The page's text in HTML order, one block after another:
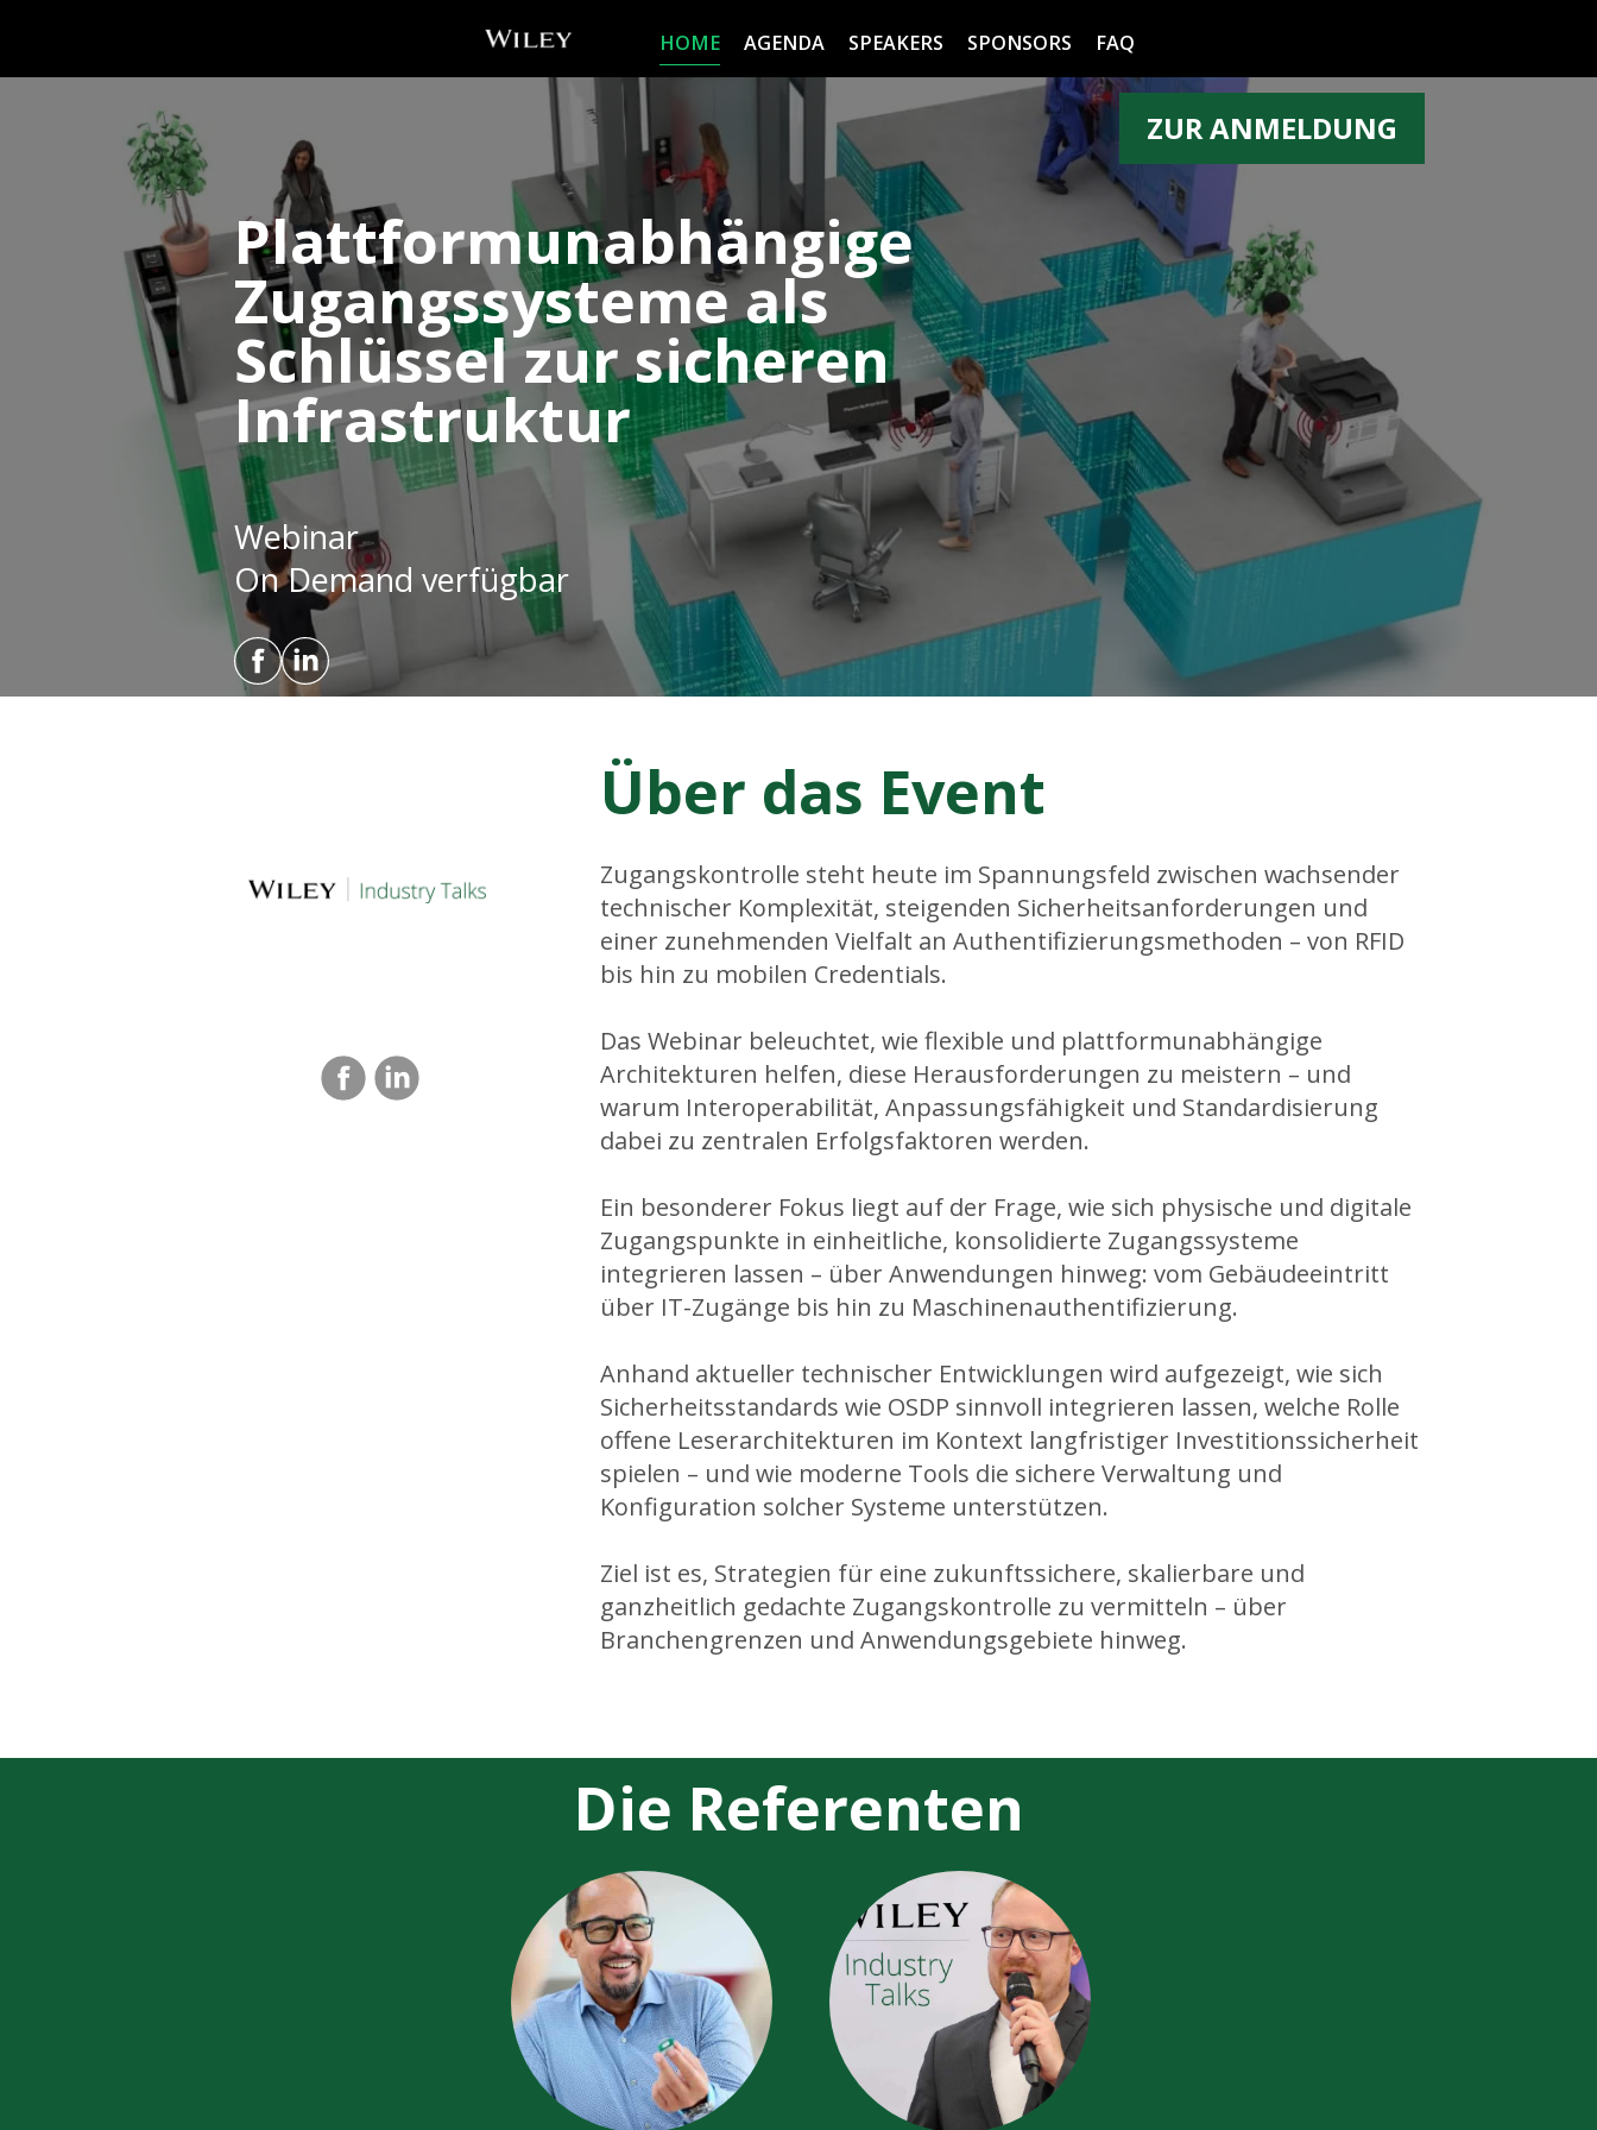
HOME AGENDA SPEAKERS SPONSORS FAQ
Plattformunabhängige
Zugangssysteme als
Schlüssel zur sicheren
Infrastruktur
Webinar
On Demand verfügbar
ZUR ANMELDUNG
Über das Event
Zugangskontrolle steht heute im Spannungsfeld zwischen wachsender
technischer Komplexität, steigenden Sicherheitsanforderungen und
einer zunehmenden Vielfalt an Authentifizierungsmethoden – von RFID
bis hin zu mobilen Credentials.
Das Webinar beleuchtet, wie flexible und plattformunabhängige
Architekturen helfen, diese Herausforderungen zu meistern – und
warum Interoperabilität, Anpassungsfähigkeit und Standardisierung
dabei zu zentralen Erfolgsfaktoren werden.
Ein besonderer Fokus liegt auf der Frage, wie sich physische und digitale
Zugangspunkte in einheitliche, konsolidierte Zugangssysteme
integrieren lassen – über Anwendungen hinweg: vom Gebäudeeintritt
über IT-Zugänge bis hin zu Maschinenauthentifizierung.
Anhand aktueller technischer Entwicklungen wird aufgezeigt, wie sich
Sicherheitsstandards wie OSDP sinnvoll integrieren lassen, welche Rolle
offene Leserarchitekturen im Kontext langfristiger Investitionssicherheit
spielen – und wie moderne Tools die sichere Verwaltung und
Konfiguration solcher Systeme unterstützen.
Ziel ist es, Strategien für eine zukunftssichere, skalierbare und
ganzheitlich gedachte Zugangskontrolle zu vermitteln – über
Branchengrenzen und Anwendungsgebiete hinweg.
Die Referenten